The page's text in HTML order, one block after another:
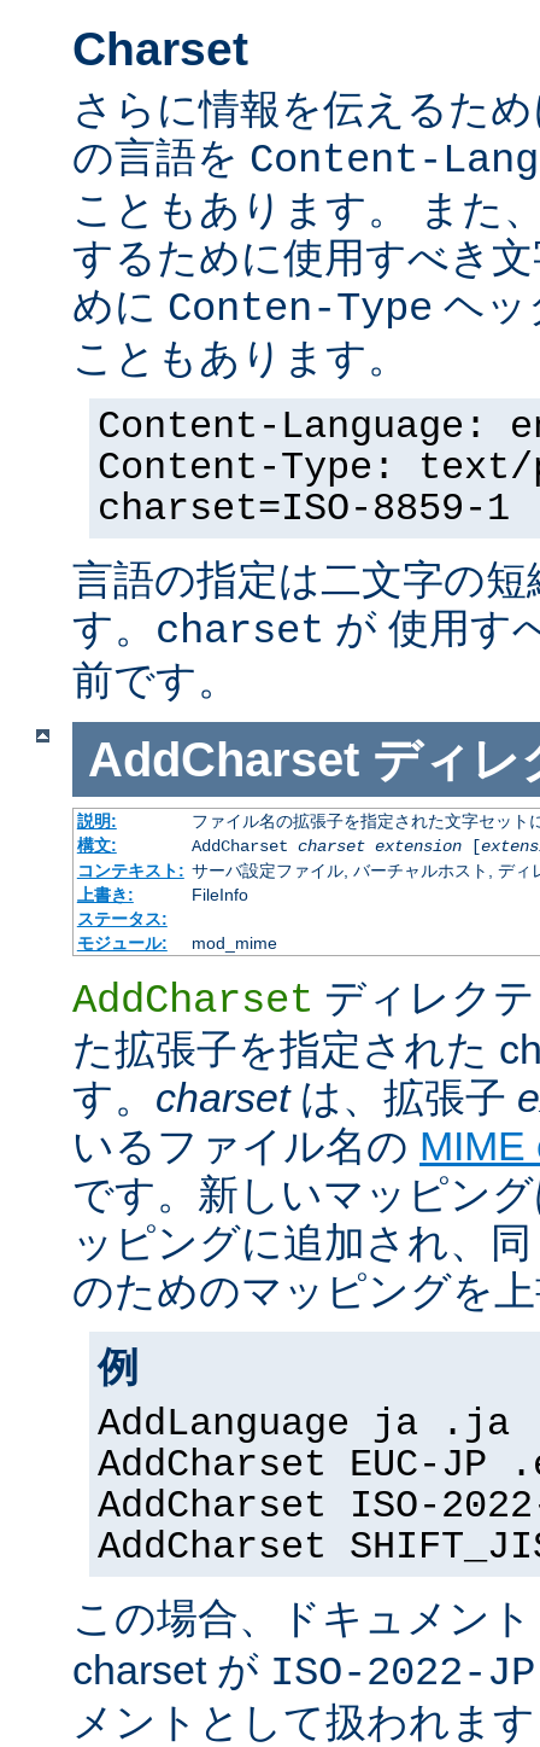
Charset
さらに情報を伝えるた
の言語を Content-
こともあります。 また
するために使用すべき
めに Conten-Type ヘッ
こともあります。
Content-Language:
Content-Type:
charset=ISO-8859-1
言語の指定は二文字の
す。 charset が 使用す
前です。
AddCharset ディレ
説明:
ファイル名の拡張子を指定された文字セット
構文:
AddCharset charset extension[
コンテキスト: サーバ設定ファイル, バーチャルホスト, ディ
上書き:
FileInfo
ステータス:
モジュール:
mod_mime
AddCharset ディレク
た拡張子を指定された
す。 charsetは、拡張子
いるファイル名の MIME
です。新しいマッピン
ッピングに追加され、
のためのマッピングを
例
AddLanguage ja .ja
AddCharset EUC-JP
AddCharset ISO-
AddCharset
この場合、ドキュメン
charset が ISO-2022-JP
メントとして扱われま